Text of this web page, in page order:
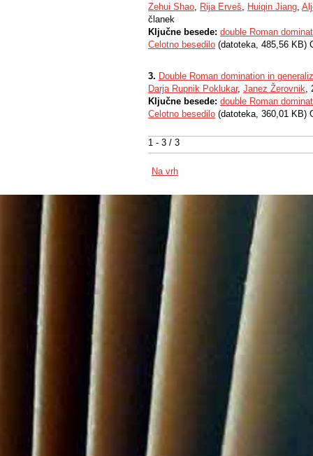
1 - 3 / 3
Zehui Shao, Rija Erveš, Huiqin Jiang,
članek
Ključne besede: double Roman
Celotno besedilo (datoteka, 485,56 KB)
3. Double Roman domination in
Darja Rupnik Poklukar, Janez Žerovnik,
Ključne besede: double Roman
Celotno besedilo (datoteka, 360,01 KB)
Na vrh